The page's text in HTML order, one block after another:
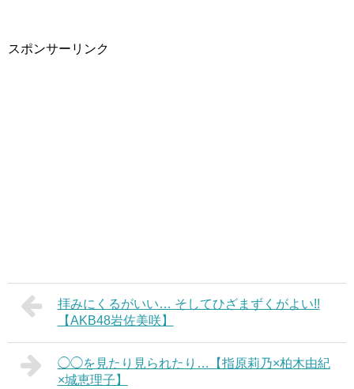
スポンサーリンク
拝みにくるがいい… そしてひざまずくがよい!!
【AKB48岩佐美咲】
◯◯を見たり見られたり…【指原莉乃×柏木由紀
×城恵理子】